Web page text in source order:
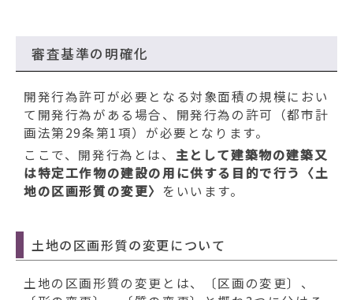
審査基準の明確化
開発行為許可が必要となる対象面積の規模におい
て開発行為がある場合、開発行為の許可（都市計
画法第29条第1項）が必要となります。
ここで、開発行為とは、 主として建築物の建築又
は特定工作物の建設の用に供する目的で行う〈土
地の区画形質の変更〉 をいいます。
土地の区画形質の変更について
土地の区画形質の変更とは、〔区画の変更〕、